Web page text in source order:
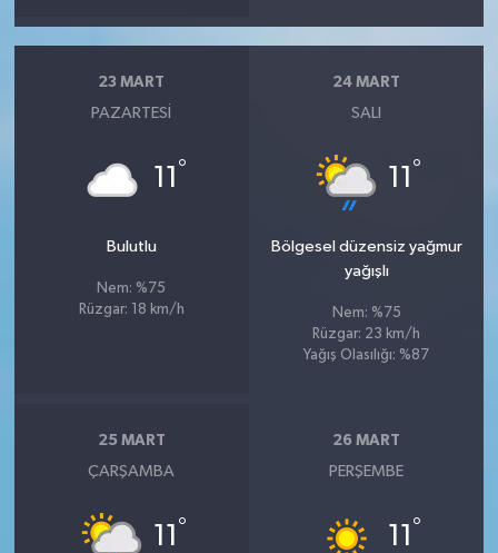
23 MART
PAZARTESI
11 °
Bulutlu
Nem: %75
Rüzgar: 18 km/h
24 MART
SALI
11 °
Bölgesel düzensiz yağmur
yağışlı
Nem: %75
Rüzgar: 23 km/h
Yağış Olasılığı: %87
25 MART
ÇARŞAMBA
11 °
26 MART
PERŞEMBE
11 °